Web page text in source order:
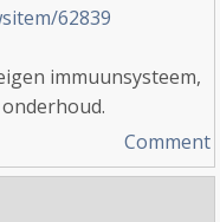
62839
immuunsysteem,
Comment